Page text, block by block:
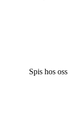
Spis hos oss